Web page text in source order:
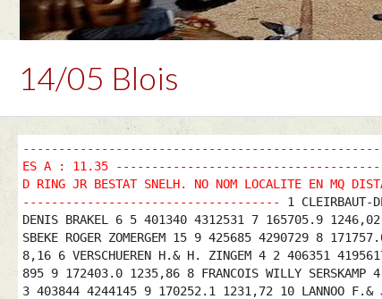
14/05 Blois
ES A : 11.35
D RING JR BESTAT SNELH. NO NOM LOCALITE EN
------------------------------------
1 CLEIRBAUT-
DENIS BRAKEL 6 5 401340 4312531 7 165705.9
SBEKE ROGER ZOMERGEM 15 9 425685 4290729 8
8,16 6 VERSCHUEREN H.& H. ZINGEM 4 2 406351
895 9 172403.0 1235,86 8 FRANCOIS WILLY SERSKAMP
3 403844 4244145 9 170252.1 1231,72 10 LANNOO F.&